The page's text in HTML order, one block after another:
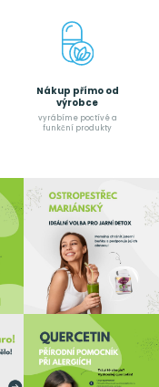
Nákup přímo od
výrobce
vyrábíme poctívé a
funkční produkty